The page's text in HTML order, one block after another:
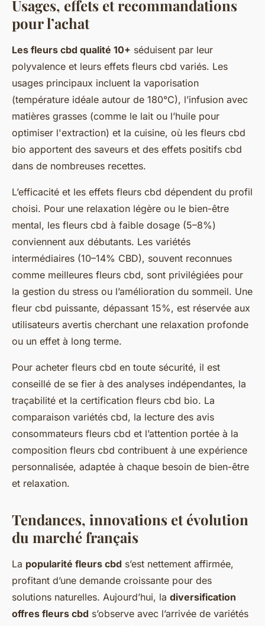
Usages, effets et recommandations
pour l’achat
Les fleurs cbd qualité 10+ séduisent par leur
polyvalence et leurs effets fleurs cbd variés. Les
usages principaux incluent la vaporisation
(température idéale autour de 180°C), l’infusion avec
matières grasses (comme le lait ou l’huile pour
optimiser l'extraction) et la cuisine, où les fleurs cbd
bio apportent des saveurs et des effets positifs cbd
dans de nombreuses recettes.
L’efficacité et les effets fleurs cbd dépendent du profil
choisi. Pour une relaxation légère ou le bien-être
mental, les fleurs cbd à faible dosage (5–8%)
conviennent aux débutants. Les variétés
intermédiaires (10–14% CBD), souvent reconnues
comme meilleures fleurs cbd, sont privilégiées pour
la gestion du stress ou l’amélioration du sommeil. Une
fleur cbd puissante, dépassant 15%, est réservée aux
utilisateurs avertis cherchant une relaxation profonde
ou un effet à long terme.
Pour acheter fleurs cbd en toute sécurité, il est
conseillé de se fier à des analyses indépendantes, la
traçabilité et la certification fleurs cbd bio. La
comparaison variétés cbd, la lecture des avis
consommateurs fleurs cbd et l’attention portée à la
composition fleurs cbd contribuent à une expérience
personnalisée, adaptée à chaque besoin de bien-être
et relaxation.
Tendances, innovations et évolution
du marché français
La popularité fleurs cbd s’est nettement affirmée,
profitant d’une demande croissante pour des
solutions naturelles. Aujourd’hui, la diversification
offres fleurs cbd s’observe avec l’arrivée de variétés